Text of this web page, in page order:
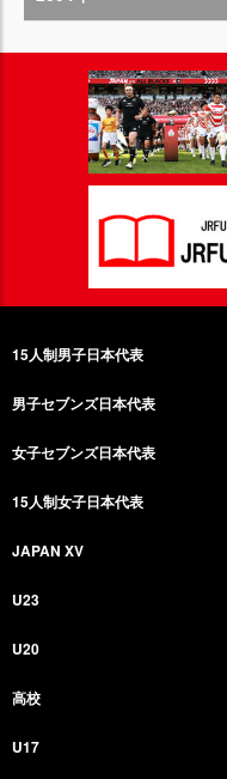
15人制男子日本代表
男子セブンズ日本代表
女子セブンズ日本代表
15人制女子日本代表
JAPAN XV
U23
U20
高校
U17